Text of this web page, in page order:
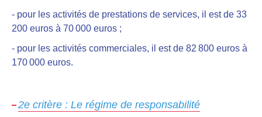
- pour les activités de prestations de services, il est de 33
200 euros à 70 000 euros ;
- pour les activités commerciales, il est de 82 800 euros à
170 000 euros.
2e critère : Le régime de responsabilité